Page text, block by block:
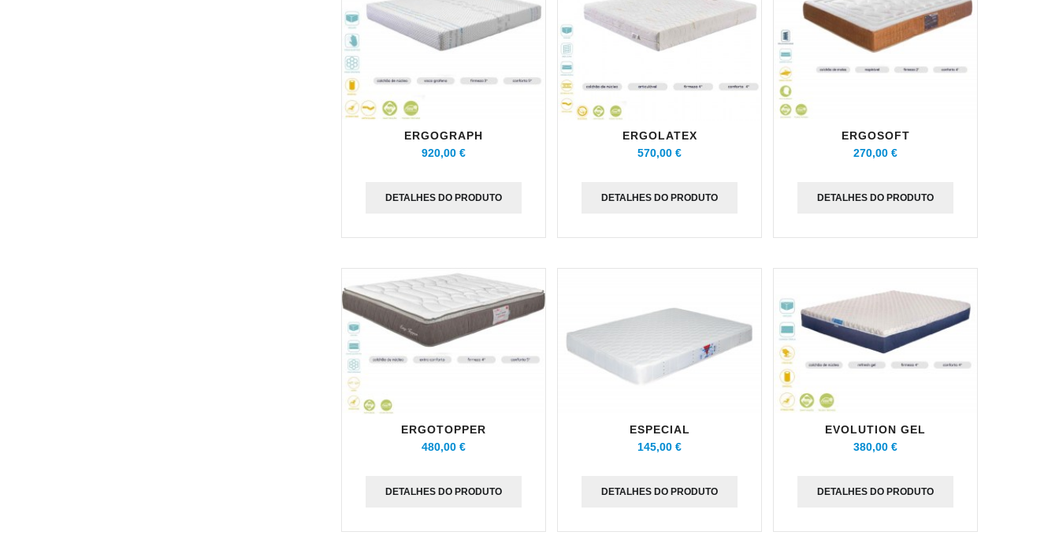
ERGOGRAPH
920,00 €
DETALHES DO PRODUTO
ERGOLATEX
570,00 €
DETALHES DO PRODUTO
ERGOSOFT
270,00 €
DETALHES DO PRODUTO
ERGOTOPPER
480,00 €
DETALHES DO PRODUTO
ESPECIAL
145,00 €
DETALHES DO PRODUTO
EVOLUTION GEL
380,00 €
DETALHES DO PRODUTO